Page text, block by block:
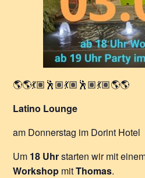
🌎🌎💃🏽🕺🏽💃🏽🕺🏽💃🏽🌎🌎
Latino Lounge
am Donnerstag im Dorint Hotel
Um 18 Uhrstarten wir mit
Workshop mitThomas.